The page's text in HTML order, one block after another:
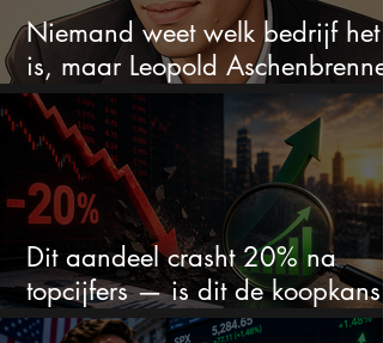
Niemand weet welk bedrijf het
is, maar Leopold Aschenbrenner
zet er nu $500 miljoen op
Dit aandeel crasht 20% na
topcijfers — is dit de koopkans
waar beleggers op wachtten?